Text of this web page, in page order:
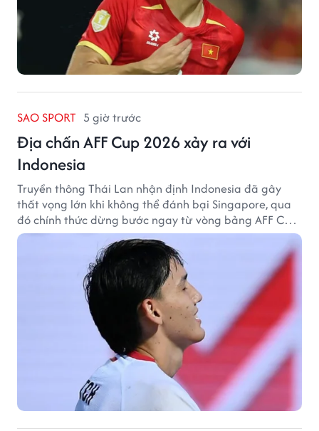
SAO SPORT 5 giờ trước
Địa chấn AFF Cup 2026 xảy ra với
Indonesia
Truyền thông Thái Lan nhận định Indonesia đã gây
thất vọng lớn khi không thể đánh bại Singapore, qua
đó chính thức dừng bước ngay từ vòng bảng AFF Cup
2026.